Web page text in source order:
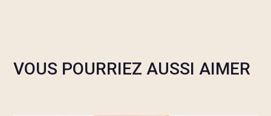
VOUS POURRIEZ AUSSI AIMER